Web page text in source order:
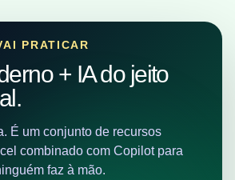
PRATICAR
+ IA do jeito
É um conjunto de recursos
combinado com Copilot para
faz à mão.